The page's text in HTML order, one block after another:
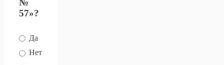
№
57»?
Да
Нет